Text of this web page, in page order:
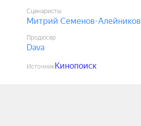
Сценаристы
Митрий Семенов-Алейников
Продюсер
Dava
ИсточникКинопоиск